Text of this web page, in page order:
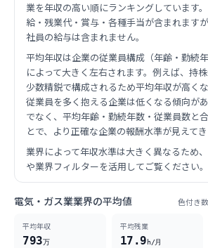
業を年収の高い順にランキングしています
給・残業代・賞与・各種手当が含まれます
社員の給与は含まれません。
平均年収は企業の従業員構成（年齢・勤続年
によって大きく左右されます。例えば、持
少数精鋭で構成されるため平均年収が高く
従業員を多く抱える企業は低くなる傾向が
でなく、平均年齢・勤続年数・従業員数と
とで、より正確な企業の報酬水準が見えてき
業界によって年収水準は大きく異なるため
や業界フィルターを活用してご覧ください。
電気・ガス業業界の平均値 色付き
平均年収
793万
平均残業
17.9h/月